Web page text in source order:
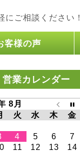
ご相談ください！
客様の声
営業カレンダー
8月
火 水 木 金
4 5 6 7
11 12 13 14